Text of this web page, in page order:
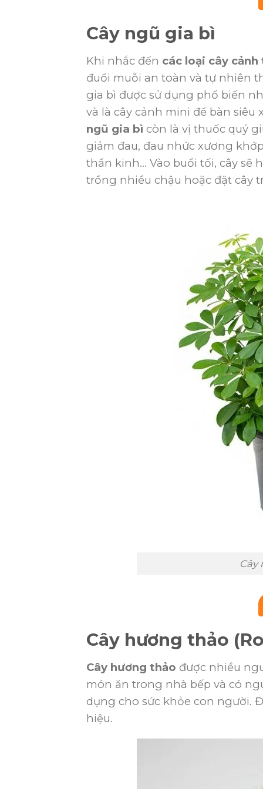
Cây ngũ gia bì
Khi nhắc đến các loại cây
đuổi muỗi an toàn và tự nhiên
gia bì được sử dụng phổ biến
và là cây cảnh mini để bàn
ngũ gia bì còn là vị thuốc quý
giảm đau, đau nhức xương
thần kinh… Vào buổi tối, cây sẽ
trồng nhiều chậu hoặc đặt cây
Cây
Cây hương thảo
Cây hương thảo được nhiều
món ăn trong nhà bếp và có
dụng cho sức khỏe con người.
hiệu.